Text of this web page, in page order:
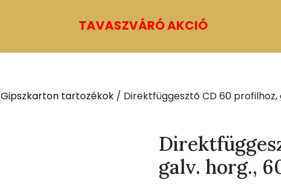
TAVASZVÁRÓ AKCIÓ
Gipszkarton tartozékok / Direktfüggesztõ CD 60
galv. horg.,